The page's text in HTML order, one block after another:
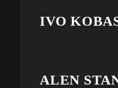
IVO
ALEN